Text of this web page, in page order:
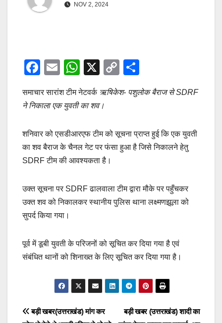
NOV 2, 2024
F
c
b
o
o
E
ail
W
h
at
A
p
p
X
C
p
Li
n
ar
समाचार सारांश टीम नेटवर्क ऋषिकेश- पशुलोक बैराज से SDRF
ने निकाला एक युवती का शव।
शनिवार को एसडीआरएफ टीम को सूचना प्राप्त हुई कि एक युवती
का शव बैराज के चैनल गेट पर फंसा हुआ है जिसे निकालने हेतु
SDRF टीम की आवश्यकता है।
उक्त सूचना पर SDRF ढालवाला टीम द्वारा मौके पर पहुँचकर
उक्त शव को निकालकर स्थानीय पुलिस थाना लक्ष्मणझूला को
सुपर्द किया गया।
पूर्व में डूबी युवती के परिजनों को सूचित कर दिया गया है एवं
संबंधित थानों को शिनाख्त के लिए सूचित कर दिया गया है।
Post
बड़ी खबर (उत्तराखंड) शादी का
बड़ी खबर(उत्तराखंड) मांग कर